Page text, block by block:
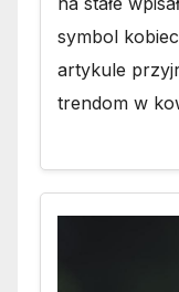
symbol
artykule
trendom w